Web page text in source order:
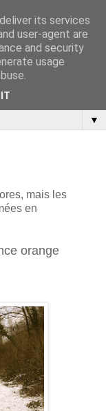
▼
mais les
en
orange
its services
user-agent are
and security
usage